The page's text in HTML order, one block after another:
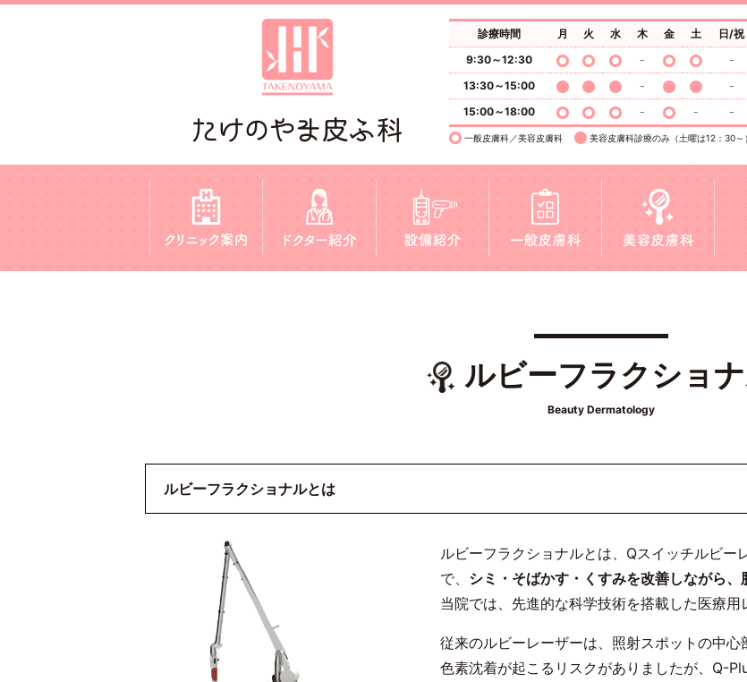
診療時間 月 火 水 木 金 土
日/祝
9:30～12:30
13:30～15:00
15:00～18:00
一般皮膚科／美容皮膚科 美容皮膚科診療のみ（土曜は12：30～）
ルビーフラクショ
Beauty Dermatology
ルビーフラクショナルとは
ルビーフラクショナルとは、Qスイッチルビ
で、 シミ・そばかす・くすみを改善しながら、
当院では、先進的な科学技術を搭載した医療用
従来のルビーレーザーは、照射スポットの中
色素沈着が起こるリスクがありましたが、Q-